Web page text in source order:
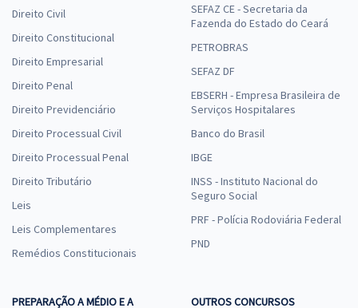
Direito Civil
Direito Constitucional
Direito Empresarial
Direito Penal
Direito Previdenciário
Direito Processual Civil
Direito Processual Penal
Direito Tributário
Leis
Leis Complementares
Remédios Constitucionais
SEFAZ CE - Secretaria da
Fazenda do Estado do Ceará
PETROBRAS
SEFAZ DF
EBSERH - Empresa Brasileira de
Serviços Hospitalares
Banco do Brasil
IBGE
INSS - Instituto Nacional do
Seguro Social
PRF - Polícia Rodoviária Federal
PND
PREPARAÇÃO A MÉDIO E A
OUTROS CONCURSOS